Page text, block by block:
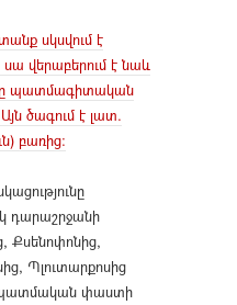
սկսվում է
վերաբերում է նաև
պատմագիտական
ծագում է լատ.
բառից:
դարաշրջանի
Քսենոփոնից,
Պլուտարքոսից
պատմական փաստի